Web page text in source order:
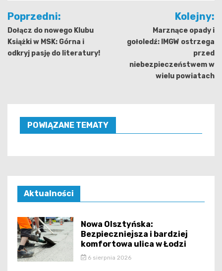
Nawigacja
wpisu
Poprzedni:
Dołącz do nowego Klubu
Książki w MSK: Górna i
odkryj pasję do literatury!
Kolejny:
Marznące opady i
gołoledź: IMGW ostrzega
przed
niebezpieczeństwem w
wielu powiatach
POWIĄZANE TEMATY
Aktualności
Nowa Olsztyńska:
Bezpieczniejsza i bardziej
komfortowa ulica w Łodzi
6 sierpnia 2026